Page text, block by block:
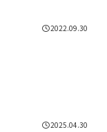
2022.09.30
2025.04.30